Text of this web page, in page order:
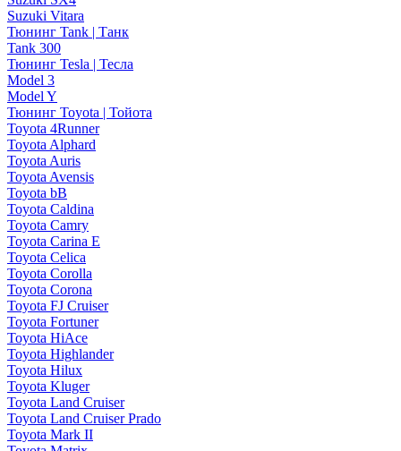
Suzuki Vitara
Тюнинг Tank | Танк
Tank 300
Тюнинг Tesla | Тесла
Model 3
Model Y
Тюнинг Toyota | Тойота
Toyota 4Runner
Toyota Alphard
Toyota Auris
Toyota Avensis
Toyota bB
Toyota Caldina
Toyota Camry
Toyota Carina E
Toyota Celica
Toyota Corolla
Toyota Corona
Toyota FJ Cruiser
Toyota Fortuner
Toyota HiAce
Toyota Highlander
Toyota Hilux
Toyota Kluger
Toyota Land Cruiser
Toyota Land Cruiser Prado
Toyota Mark II